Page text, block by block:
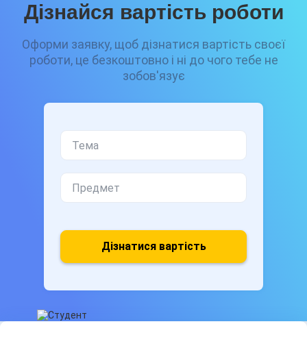
Дізнайся вартість роботи
Оформи заявку, щоб дізнатися вартість своєї
роботи, це безкоштовно і ні до чого тебе не
зобов'язує
Дізнатися вартість